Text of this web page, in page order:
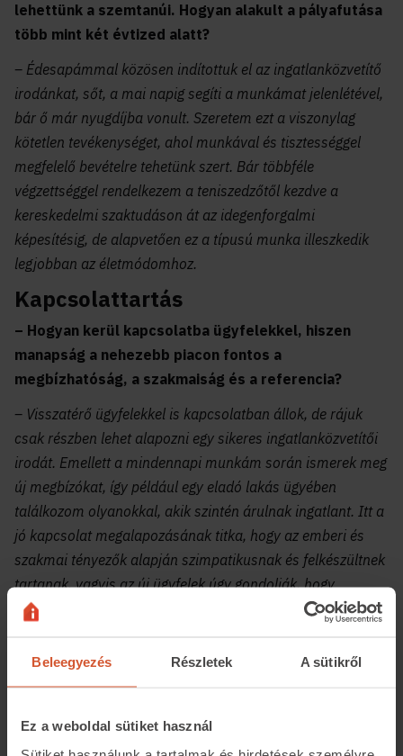
Beleegyezés Részletek A sütikről
Ez a weboldal sütiket használ
lehettünk a szemtanúi. Hogyan alakult a pályafutása
több mint két évtized alatt?
– Édesapámmal közösen indítottuk el az ingatlanközvetítő
irodánkat, sőt, a mai napig segíti a munkámat jelenlétével,
bár ő már nyugdíjba vonult. Szeretem ezt a viszonylag
kötetlen tevékenységet, ahol munkával és tisztességgel
megfelelő bevételre tehetünk szert. Bár többféle
végzettséggel rendelkezem a teniszedzőtől kezdve a
kereskedelmi szaktudáson át az idegenforgalmi
képesítésig, de alapvetően ez a típusú munka illeszkedik
legjobban az életmódomhoz.
Kapcsolattartás
– Hogyan kerül kapcsolatba ügyfelekkel, hiszen
manapság a nehezebb piacon fontos a
megbízhatóság, a szakmaiság és a referencia?
– Visszatérő ügyfelekkel is kapcsolatban állok, de rájuk
csak részben lehet alapozni egy sikeres ingatlanközvetítői
irodát. Emellett a mindennapi munkám során ismerek meg
új megbízókat, így például egy eladó lakás ügyében
találkozom olyanokkal, akik szintén árulnak ingatlant. Itt a
jó kapcsolat megalapozásának titka, hogy az emberi és
szakmai tényezők alapján szimpatikusnak és felkészültnek
tartanak, vagyis az új ügyfelek úgy gondolják, hogy
valóban segíteni fogok nekik, mert megbízható és alapos
munkát végzek majd.
Sokat számít a több évtizedes rutin, amellyel
tanácsadói kvalitás nem is tanulható,